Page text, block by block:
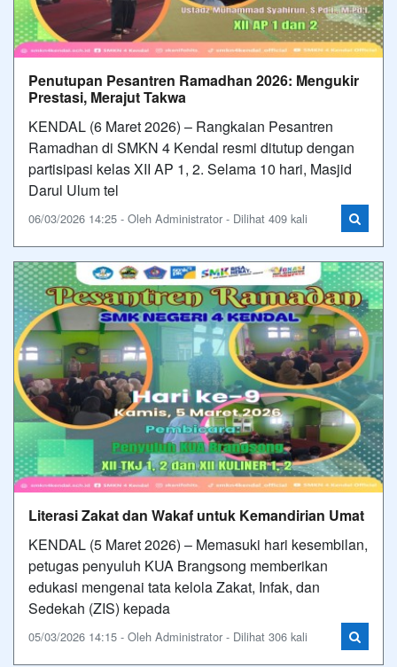
Penutupan Pesantren Ramadhan 2026: Mengukir
Prestasi, Merajut Takwa
KENDAL (6 Maret 2026) – Rangkaian Pesantren
Ramadhan di SMKN 4 Kendal resmi ditutup dengan
partisipasi kelas XII AP 1, 2. Selama 10 hari, Masjid
Darul Ulum tel
06/03/2026 14:25 - Oleh Administrator - Dilihat 409 kali
Literasi Zakat dan Wakaf untuk Kemandirian Umat
KENDAL (5 Maret 2026) – Memasuki hari kesembilan,
petugas penyuluh KUA Brangsong memberikan
edukasi mengenai tata kelola Zakat, Infak, dan
Sedekah (ZIS) kepada
05/03/2026 14:15 - Oleh Administrator - Dilihat 306 kali